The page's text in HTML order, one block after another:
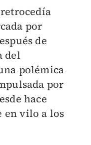
por
de
del
polémica
por
hace
en vilo a los